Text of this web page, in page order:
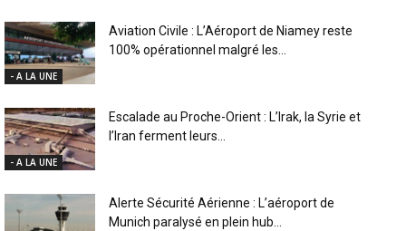
- A LA UNE
Aviation Civile : L’Aéroport de Niamey reste
100% opérationnel malgré les...
- A LA UNE
Escalade au Proche-Orient : L’Irak, la Syrie et
l’Iran ferment leurs...
Alerte Sécurité Aérienne : L’aéroport de
Munich paralysé en plein hub...